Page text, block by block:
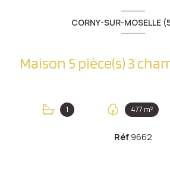
CORNY-SUR-MOSELLE
1 477 m²
Réf 9662